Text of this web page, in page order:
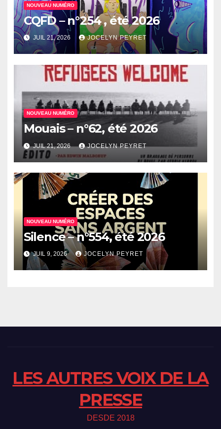
NOUVEAU NUMÉRO
CQFD – n°254 , été 2026
JUIL 21, 2026 JOCELYN PEYRET
NOUVEAU NUMÉRO
Mouais – n°62, été 2026
JUIL 21, 2026 JOCELYN PEYRET
NOUVEAU NUMÉRO
Silence – n°554, été 2026
JUIL 9, 2026 JOCELYN PEYRET
LES AUTRES VOIX DE LA
PRESSE
DESDE 2018